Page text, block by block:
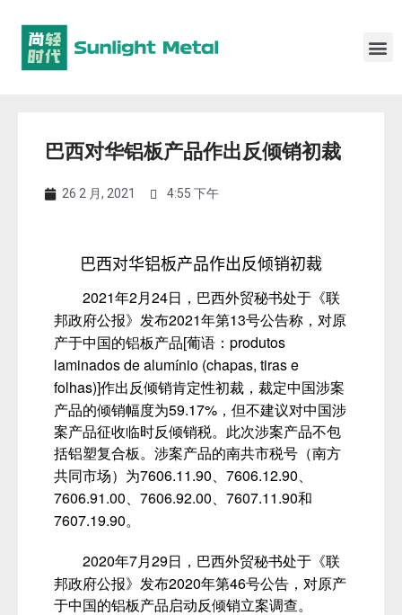
巴西对华铝板产品作出反倾销初裁
26 2 月, 2021 4:55 下午
巴西对华铝板产品作出反倾销初裁
2021年2月 24日，巴西外贸秘书处于《联
邦政府公报》发布2021年第13号公告称，对原
产于中国的铝板产品[葡语： produtos
laminados de alumínio (chapas, tiras e
folhas)]作出反倾销肯定性初裁，裁定中国涉案
产品的倾销幅度为59.17% ，但不建议对中国涉
案产品征收临时反倾销税。此次涉案产品不包
括铝塑复合板。涉案产品的南共市税号（南方
共同市场）为7606.11.90 7606.12.90
7606.91.00 7606.92.00 7607.11.90和
7607.19.90。
2020年7月 29日，巴西外贸秘书处于《联
邦政府公报》发布2020年第46号公告，对原产
于中国的铝板产品启动反倾销立案调查。